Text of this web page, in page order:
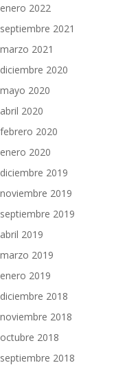
enero 2022
septiembre 2021
marzo 2021
diciembre 2020
mayo 2020
abril 2020
febrero 2020
enero 2020
diciembre 2019
noviembre 2019
septiembre 2019
abril 2019
marzo 2019
enero 2019
diciembre 2018
noviembre 2018
octubre 2018
septiembre 2018